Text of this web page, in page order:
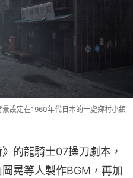
設定在1960年代日本的一處鄉村小鎮
的龍騎士07操刀劇本，
晃等人製作BGM，再加